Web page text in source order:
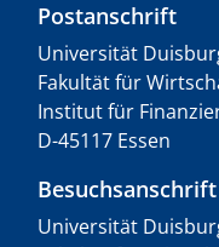
Postanschrift
Universität
Fakultät für
Institut für
D-45117 Essen
Besuchsanschrift
Universität